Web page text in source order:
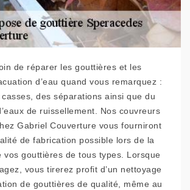
de réparer les gouttières et les
d’eau quand vous remarquez :
des séparations ainsi que du
de ruissellement. Nos couvreurs
Gabriel Couverture vous fourniront
de fabrication possible lors de la
vos gouttières de tous types. Lorsque
vous tirerez profit d’un nettoyage
de gouttières de qualité, même au